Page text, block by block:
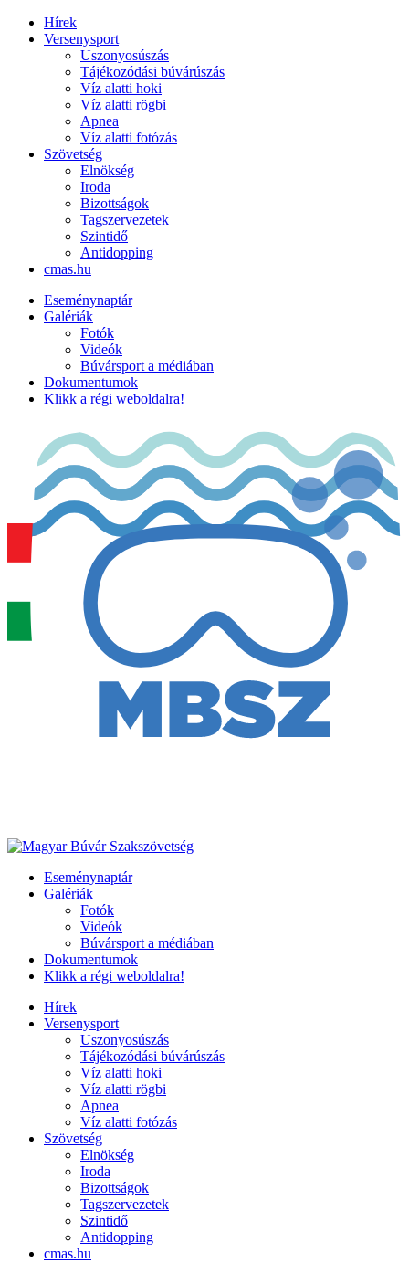
Hírek
Versenysport
Uszonyosúszás
Tájékozódási búvárúszás
Víz alatti hoki
Víz alatti rögbi
Apnea
Víz alatti fotózás
Szövetség
Elnökség
Iroda
Bizottságok
Tagszervezetek
Szintidő
Antidopping
cmas.hu
Eseménynaptár
Galériák
Fotók
Videók
Búvársport a médiában
Dokumentumok
Klikk a régi weboldalra!
Eseménynaptár
Galériák
Fotók
Videók
Búvársport a médiában
Dokumentumok
Klikk a régi weboldalra!
Hírek
Versenysport
Uszonyosúszás
Tájékozódási búvárúszás
Víz alatti hoki
Víz alatti rögbi
Apnea
Víz alatti fotózás
Szövetség
Elnökség
Iroda
Bizottságok
Tagszervezetek
Szintidő
Antidopping
cmas.hu